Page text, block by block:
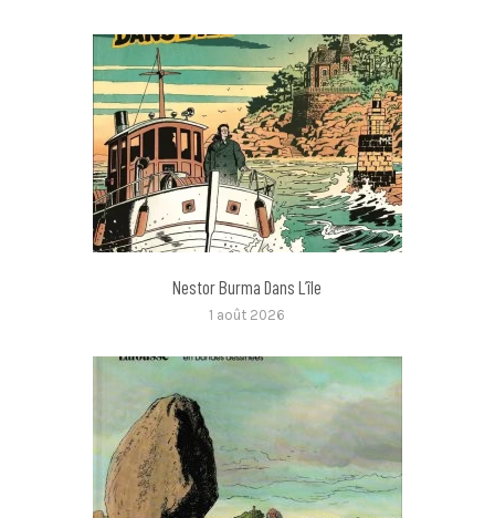
Nestor Burma Dans L’île
1 août 2026